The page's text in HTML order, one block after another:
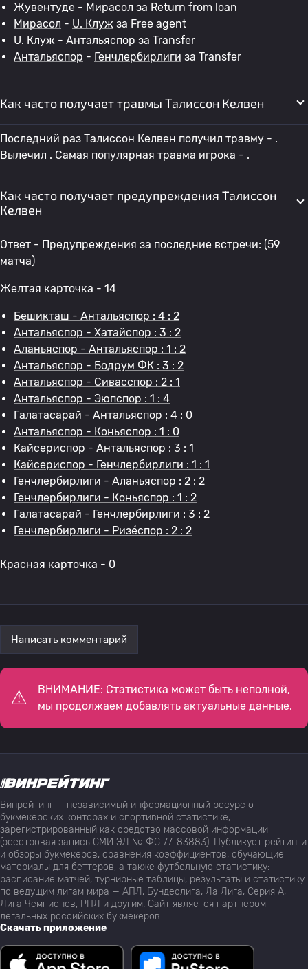
Жувентуде - Мирасол за Return from loan
Мирасол - U. Клуж за Free agent
U. Клуж - Антальяспор за Transfer
Антальяспор - Генчлербирлиги за Transfer
Как часто получает травмы Талиссон Келвен
Последний раз Талиссон Келвен получил травму - .
Вылечил . Самая популярная травма игрока - .
Как часто получает предупреждения Талиссон
Келвен
Ответ - Предупреждения за последние встречи: (59
матча)
Желтая карточка - 14
Бешикташ - Антальяспор : 4 : 2
Антальяспор - Хатайспор : 3 : 2
Аланьяспор - Антальяспор : 1 : 2
Антальяспор - Бодрум ФК : 3 : 2
Антальяспор - Сивасспор : 2 : 1
Антальяспор - Эюпспор : 1 : 4
Галатасарай - Антальяспор : 4 : 0
Антальяспор - Коньяспор : 1 : 0
Кайсериспор - Антальяспор : 3 : 1
Кайсериспор - Генчлербирлиги : 1 : 1
Генчлербирлиги - Аланьяспор : 2 : 2
Генчлербирлиги - Коньяспор : 1 : 2
Галатасарай - Генчлербирлиги : 3 : 2
Генчлербирлиги - Ризе́спор : 2 : 2
Красная карточка - 0
Написать комментарий
ВНИМАНИЕ: Статистика может быть неполной,
мы продолжаем добавлять актуальные данные.
Винрейтинг — независимый информационный ресурс о
букмекерских конторах и спортивной статистике,
зарегистрированный как средство массовой информации
(реестровая запись СМИ ЭЛ № ФС 77-83883). Публикует рейтинги
и обзоры букмекеров, сравнения коэффициентов, обучающие
материалы для беттеров, а также футбольную статистику:
расписание матчей, турнирные таблицы, результаты и статистику
по ведущим лигам мира — АПЛ, Бундеслига, Ла Лига, Серия А,
Лига Чемпионов, РПЛ и другим. Сайт является партнёром
легальных российских букмекеров.
Скачать приложение